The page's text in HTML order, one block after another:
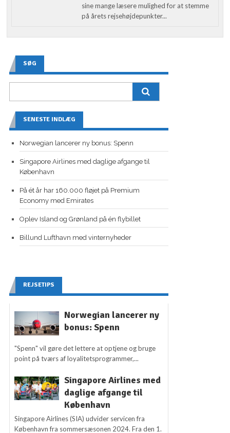
sine mange læsere mulighed for at stemme
på årets rejsehøjdepunkter...
SØG
SENESTE INDLÆG
Norwegian lancerer ny bonus: Spenn
Singapore Airlines med daglige afgange til
København
På ét år har 160.000 fløjet på Premium
Economy med Emirates
Oplev Island og Grønland på én flybillet
Billund Lufthavn med vinternyheder
REJSETIPS
Norwegian lancerer ny
bonus: Spenn
"Spenn" vil gøre det lettere at optjene og bruge
point på tværs af loyalitetsprogrammer,...
Singapore Airlines med
daglige afgange til
København
Singapore Airlines (SIA) udvider servicen fra
København fra sommersæsonen 2024. Fra den 1.